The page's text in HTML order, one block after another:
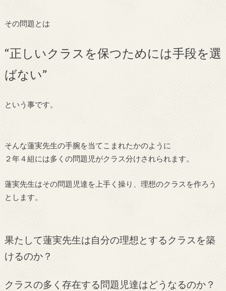
その問題とは
“正しいクラスを保つためには手段を選
ばない”
という事です。
そんな蓮実先生の手腕を当てこまれたかのように
２年４組には多くの問題児がクラス分けされられます。
蓮実先生はその問題児達を上手く操り、理想のクラスを作ろう
とします。
果たして蓮実先生は自分の理想とするクラスを築
けるのか？
クラスの多く存在する問題児達はどうなるのか？